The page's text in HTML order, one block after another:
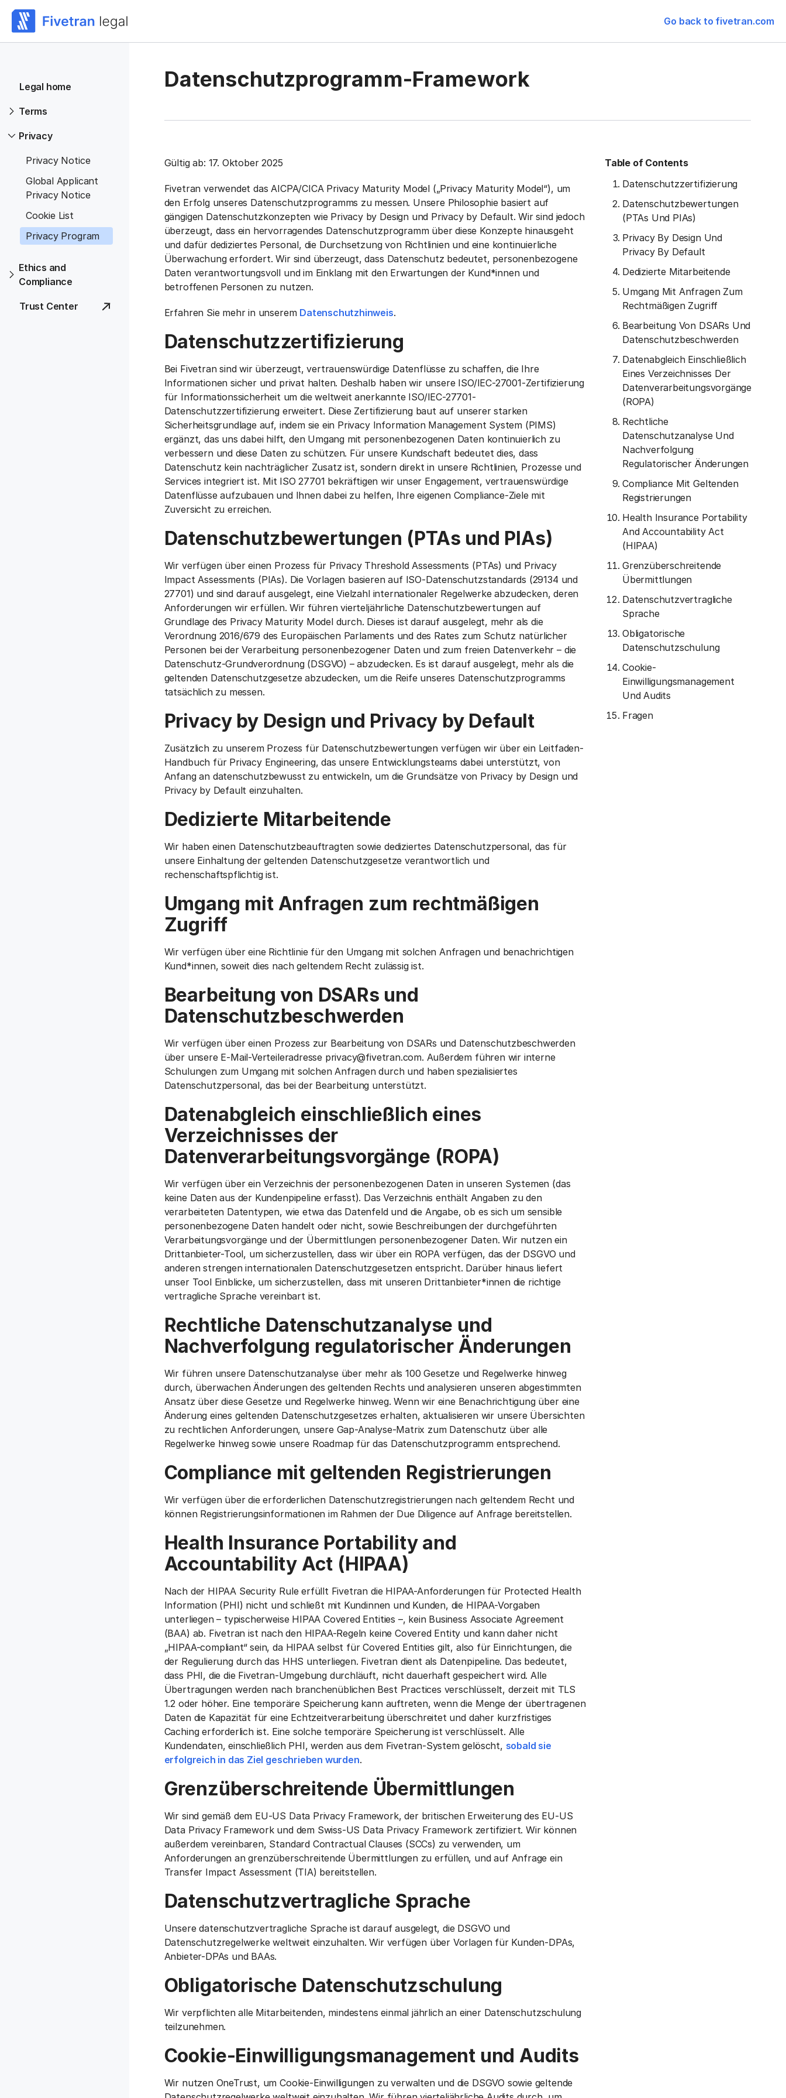
Go back to fivetran.com
Legal home
Terms
Privacy
Privacy Notice
Global Applicant
Privacy Notice
Cookie List
Privacy Program
Ethics and
Compliance
Trust Center
Datenschutzprogramm-Framework
Gültig ab: 17. Oktober 2025
Fivetran verwendet das AICPA/CICA Privacy Maturity Model („Privacy Maturity Model“), um
den Erfolg unseres Datenschutzprogramms zu messen. Unsere Philosophie basiert auf
gängigen Datenschutzkonzepten wie Privacy by Design und Privacy by Default. Wir sind jedoch
überzeugt, dass ein hervorragendes Datenschutzprogramm über diese Konzepte hinausgeht
und dafür dediziertes Personal, die Durchsetzung von Richtlinien und eine kontinuierliche
Überwachung erfordert. Wir sind überzeugt, dass Datenschutz bedeutet, personenbezogene
Daten verantwortungsvoll und im Einklang mit den Erwartungen der Kund*innen und
betroffenen Personen zu nutzen.
Erfahren Sie mehr in unserem Datenschutzhinweis.
Datenschutzzertifizierung
Bei Fivetran sind wir überzeugt, vertrauenswürdige Datenflüsse zu schaffen, die Ihre
Informationen sicher und privat halten. Deshalb haben wir unsere ISO/IEC-27001-Zertifizierung
für Informationssicherheit um die weltweit anerkannte ISO/IEC-27701-
Datenschutzzertifizierung erweitert. Diese Zertifizierung baut auf unserer starken
Sicherheitsgrundlage auf, indem sie ein Privacy Information Management System (PIMS)
ergänzt, das uns dabei hilft, den Umgang mit personenbezogenen Daten kontinuierlich zu
verbessern und diese Daten zu schützen. Für unsere Kundschaft bedeutet dies, dass
Datenschutz kein nachträglicher Zusatz ist, sondern direkt in unsere Richtlinien, Prozesse und
Services integriert ist. Mit ISO 27701 bekräftigen wir unser Engagement, vertrauenswürdige
Datenflüsse aufzubauen und Ihnen dabei zu helfen, Ihre eigenen Compliance-Ziele mit
Zuversicht zu erreichen.
Datenschutzbewertungen (PTAs und PIAs)
Wir verfügen über einen Prozess für Privacy Threshold Assessments (PTAs) und Privacy
Impact Assessments (PIAs). Die Vorlagen basieren auf ISO-Datenschutzstandards (29134 und
27701) und sind darauf ausgelegt, eine Vielzahl internationaler Regelwerke abzudecken, deren
Anforderungen wir erfüllen. Wir führen vierteljährliche Datenschutzbewertungen auf
Grundlage des Privacy Maturity Model durch. Dieses ist darauf ausgelegt, mehr als die
Verordnung 2016/679 des Europäischen Parlaments und des Rates zum Schutz natürlicher
Personen bei der Verarbeitung personenbezogener Daten und zum freien Datenverkehr – die
Datenschutz-Grundverordnung (DSGVO) – abzudecken. Es ist darauf ausgelegt, mehr als die
geltenden Datenschutzgesetze abzudecken, um die Reife unseres Datenschutzprogramms
tatsächlich zu messen.
Privacy by Design und Privacy by Default
Zusätzlich zu unserem Prozess für Datenschutzbewertungen verfügen wir über ein Leitfaden-
Handbuch für Privacy Engineering, das unsere Entwicklungsteams dabei unterstützt, von
Anfang an datenschutzbewusst zu entwickeln, um die Grundsätze von Privacy by Design und
Privacy by Default einzuhalten.
Dedizierte Mitarbeitende
Wir haben einen Datenschutzbeauftragten sowie dediziertes Datenschutzpersonal, das für
unsere Einhaltung der geltenden Datenschutzgesetze verantwortlich und
rechenschaftspflichtig ist.
Umgang mit Anfragen zum rechtmäßigen
Zugriff
Wir verfügen über eine Richtlinie für den Umgang mit solchen Anfragen und benachrichtigen
Kund*innen, soweit dies nach geltendem Recht zulässig ist.
Bearbeitung von DSARs und
Datenschutzbeschwerden
Wir verfügen über einen Prozess zur Bearbeitung von DSARs und Datenschutzbeschwerden
über unsere E-Mail-Verteileradresse privacy@fivetran.com. Außerdem führen wir interne
Schulungen zum Umgang mit solchen Anfragen durch und haben spezialisiertes
Datenschutzpersonal, das bei der Bearbeitung unterstützt.
Datenabgleich einschließlich eines
Verzeichnisses der
Datenverarbeitungsvorgänge (ROPA)
Wir verfügen über ein Verzeichnis der personenbezogenen Daten in unseren Systemen (das
keine Daten aus der Kundenpipeline erfasst). Das Verzeichnis enthält Angaben zu den
verarbeiteten Datentypen, wie etwa das Datenfeld und die Angabe, ob es sich um sensible
personenbezogene Daten handelt oder nicht, sowie Beschreibungen der durchgeführten
Verarbeitungsvorgänge und der Übermittlungen personenbezogener Daten. Wir nutzen ein
Drittanbieter-Tool, um sicherzustellen, dass wir über ein ROPA verfügen, das der DSGVO und
anderen strengen internationalen Datenschutzgesetzen entspricht. Darüber hinaus liefert
unser Tool Einblicke, um sicherzustellen, dass mit unseren Drittanbieter*innen die richtige
vertragliche Sprache vereinbart ist.
Rechtliche Datenschutzanalyse und
Nachverfolgung regulatorischer Änderungen
Wir führen unsere Datenschutzanalyse über mehr als 100 Gesetze und Regelwerke hinweg
durch, überwachen Änderungen des geltenden Rechts und analysieren unseren abgestimmten
Ansatz über diese Gesetze und Regelwerke hinweg. Wenn wir eine Benachrichtigung über eine
Änderung eines geltenden Datenschutzgesetzes erhalten, aktualisieren wir unsere Übersichten
zu rechtlichen Anforderungen, unsere Gap-Analyse-Matrix zum Datenschutz über alle
Regelwerke hinweg sowie unsere Roadmap für das Datenschutzprogramm entsprechend.
Compliance mit geltenden Registrierungen
Wir verfügen über die erforderlichen Datenschutzregistrierungen nach geltendem Recht und
können Registrierungsinformationen im Rahmen der Due Diligence auf Anfrage bereitstellen.
Health Insurance Portability and
Accountability Act (HIPAA)
Nach der HIPAA Security Rule erfüllt Fivetran die HIPAA-Anforderungen für Protected Health
Information (PHI) nicht und schließt mit Kundinnen und Kunden, die HIPAA-Vorgaben
unterliegen – typischerweise HIPAA Covered Entities –, kein Business Associate Agreement
(BAA) ab. Fivetran ist nach den HIPAA-Regeln keine Covered Entity und kann daher nicht
„HIPAA-compliant“ sein, da HIPAA selbst für Covered Entities gilt, also für Einrichtungen, die
der Regulierung durch das HHS unterliegen. Fivetran dient als Datenpipeline. Das bedeutet,
dass PHI, die die Fivetran-Umgebung durchläuft, nicht dauerhaft gespeichert wird. Alle
Übertragungen werden nach branchenüblichen Best Practices verschlüsselt, derzeit mit TLS
1.2 oder höher. Eine temporäre Speicherung kann auftreten, wenn die Menge der übertragenen
Daten die Kapazität für eine Echtzeitverarbeitung überschreitet und daher kurzfristiges
Caching erforderlich ist. Eine solche temporäre Speicherung ist verschlüsselt. Alle
Kundendaten, einschließlich PHI, werden aus dem Fivetran-System gelöscht, sobald sie
erfolgreich in das Ziel geschrieben wurden.
Grenzüberschreitende Übermittlungen
Wir sind gemäß dem EU-US Data Privacy Framework, der britischen Erweiterung des EU-US
Data Privacy Framework und dem Swiss-US Data Privacy Framework zertifiziert. Wir können
außerdem vereinbaren, Standard Contractual Clauses (SCCs) zu verwenden, um
Anforderungen an grenzüberschreitende Übermittlungen zu erfüllen, und auf Anfrage ein
Transfer Impact Assessment (TIA) bereitstellen.
Datenschutzvertragliche Sprache
Unsere datenschutzvertragliche Sprache ist darauf ausgelegt, die DSGVO und
Datenschutzregelwerke weltweit einzuhalten. Wir verfügen über Vorlagen für Kunden-DPAs,
Anbieter-DPAs und BAAs.
Obligatorische Datenschutzschulung
Wir verpflichten alle Mitarbeitenden, mindestens einmal jährlich an einer Datenschutzschulung
teilzunehmen.
Cookie-Einwilligungsmanagement und Audits
Wir nutzen OneTrust, um Cookie-Einwilligungen zu verwalten und die DSGVO sowie geltende
Table of Contents
Datenschutzzertifizierung
Datenschutzbewertungen
(PTAs Und PIAs)
Privacy By Design Und
Privacy By Default
Dedizierte Mitarbeitende
Umgang Mit Anfragen Zum
Rechtmäßigen Zugriff
Bearbeitung Von DSARs Und
Datenschutzbeschwerden
Datenabgleich Einschließlich
Eines Verzeichnisses Der
Datenverarbeitungsvorgänge
(ROPA)
Rechtliche
Datenschutzanalyse Und
Nachverfolgung
Regulatorischer Änderungen
Compliance Mit Geltenden
Registrierungen
Health Insurance Portability
And Accountability Act
(HIPAA)
Grenzüberschreitende
Übermittlungen
Datenschutzvertragliche
Sprache
Obligatorische
Datenschutzschulung
Cookie-
Einwilligungsmanagement
Und Audits
Fragen